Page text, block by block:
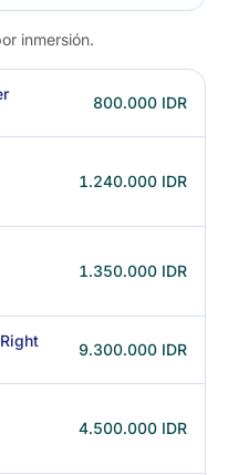
inmersión.
800.000 IDR
1.240.000 IDR
1.350.000 IDR
9.300.000 IDR
4.500.000 IDR